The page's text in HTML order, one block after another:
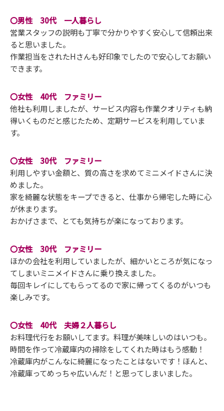
〇男性 30代 一人暮らし
営業スタッフの説明も丁寧で分かりやすく安心して信頼出来
ると思いました。
作業担当をされたHさんも好印象でしたので安心してお願い
できます。
〇女性 40代 ファミリー
他社も利用しましたが、サービス内容も作業クオリティも納
得いくものだと感じたため、定期サービスを利用していま
す。
〇女性 30代 ファミリー
利用しやすい金額と、質の高さを求めてミニメイドさんに決
めました。
家を綺麗な状態をキープできると、仕事から帰宅した時に心
が休まります。
おかげさまで、とても気持ちが楽になっております。
〇女性 30代 ファミリー
ほかの会社を利用していましたが、細かいところが気になっ
てしまいミニメイドさんに乗り換えました。
毎回キレイにしてもらってるので家に帰ってくるのがいつも
楽しみです。
〇女性 40代 夫婦２人暮らし
お料理代行をお願いしてます。料理が美味しいのはいつも。
時間を作って冷蔵庫内の掃除をしてくれた時はもう感動！
冷蔵庫内がこんなに綺麗になったことはないです！ほんと、
冷蔵庫ってめっちゃ広いんだ！と思ってしまいました。